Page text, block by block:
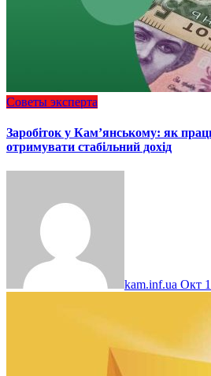
Советы эксперта
Заробіток у Кам’янському: як
отримувати стабільний дохід
kam.inf.ua Окт